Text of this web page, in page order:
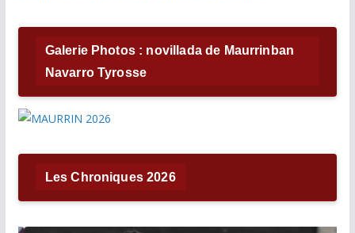
Galerie Photos : novillada de Maurrinban
Navarro Tyrosse
Les Chroniques 2026